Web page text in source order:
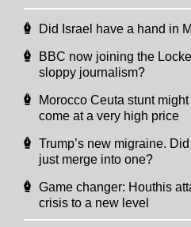
Did Israel have a hand in
BBC now joining the
sloppy journalism?
Morocco Ceuta stunt
come at a very high price
Trump’s new migraine.
just merge into one?
Game changer: Houthis
crisis to a new level